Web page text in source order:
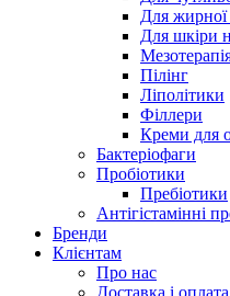
Для жирної
Для шкіри
Пілінг
Ліполітики
Філлери
Креми для
Бактеріофаги
Пробіотики
Пребіотики
Антігістамінні
Бренди
Клієнтам
Про нас
Доставка і оплата